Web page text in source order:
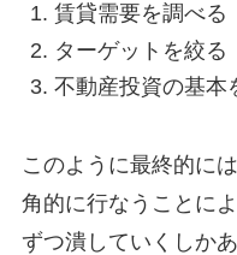
賃貸需要を調べる
ターゲットを絞る
不動産投資の基本
このように最終的に
角的に行なうことに
ずつ潰していくしかあ